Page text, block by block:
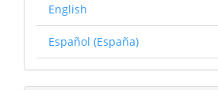
English
Español (España)